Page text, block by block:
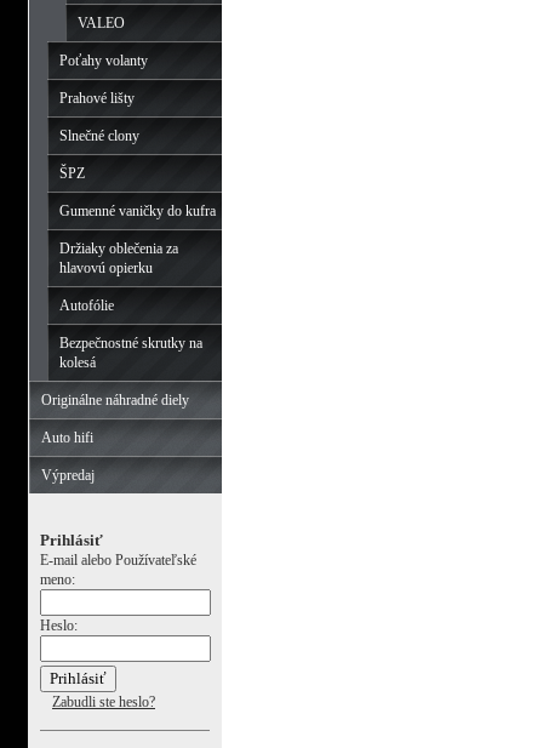
VALEO
Poťahy volanty
Prahové lišty
Slnečné clony
ŠPZ
Gumenné vaničky do kufra
Držiaky oblečenia za
hlavovú opierku
Autofólie
Bezpečnostné skrutky na
kolesá
Originálne náhradné diely
Auto hifi
Výpredaj
Prihlásiť
E-mail alebo Používateľské
meno:
Heslo:
Zabudli ste heslo?